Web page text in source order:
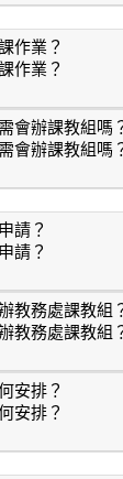
作業？
作業？
課作業？
會辦課教組嗎
會辦課教組嗎
需會辦課教組
請？
請？
申請？
教務處課教組
教務處課教組
辦教務處課教
安排？
安排？
何安排？